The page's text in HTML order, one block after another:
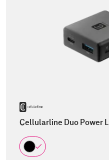
Cellularline Duo Power